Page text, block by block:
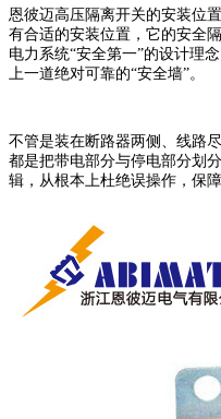
恩彼迈高压隔离开关的安装位
有合适的安装位置，它的安全
电力系统“安全第一”的设计理
上一道绝对可靠的“安全墙”。
不管是装在断路器两侧、线路
都是把带电部分与停电部分划
辑，从根本上杜绝误操作，保